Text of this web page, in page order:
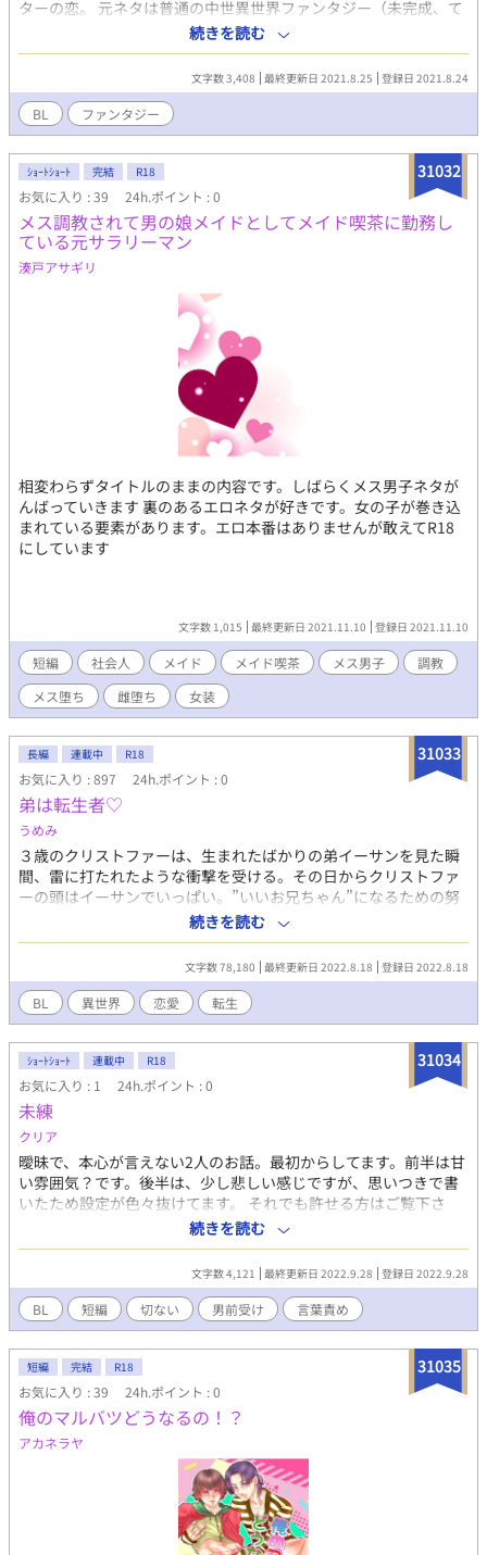
ターの恋。 元ネタは普通の中世異世界ファンタジー（未完成、て
か描いてすらいないw）。こちらはスピンオフ的なエロメインの
短編BL。ただただこの二人のエロが書きたかっただけの完全趣味
丸出し小説。 小説にオチや意味を求める方、18歳以下はやめてお
いた方がいいかも？
続きを読む
文字数 3,408 最終更新日 2021.8.25 登録日 2021.8.24
BL ファンタジー
31032
ｼｮｰﾄｼｮｰﾄ 完結 R18
お気に入り : 39 24h.ポイント : 0
メス調教されて男の娘メイドとしてメイド喫茶に勤務し
ている元サラリーマン
湊戸アサギリ
相変わらずタイトルのままの内容です。しばらくメス男子ネタが
んばっていきます 裏のあるエロネタが好きです。女の子が巻き込
まれている要素があります。エロ本番はありませんが敢えてR18
にしています
文字数 1,015 最終更新日 2021.11.10 登録日 2021.11.10
短編 社会人 メイド メイド喫茶 メス男子
調教
メス堕ち
雌堕ち 女装
31033
長編 連載中 R18
お気に入り : 897 24h.ポイント : 0
弟は転生者♡
うめみ
３歳のクリストファーは、生まれたばかりの弟イーサンを見た瞬
間、雷に打たれたような衝撃を受ける。その日からクリストファ
ーの頭はイーサンでいっぱい。”いいお兄ちゃん”になるための努
力の日々が始まった。 転生者である弟をそれと知らずに溺愛する
うち、いつの間にか身につけた異世界”ニホン”の知識と感覚でク
リストファーは周囲の人々を魅了していく。 兄である主人公総受
け
続きを読む
文字数 78,180 最終更新日 2022.8.18 登録日 2022.8.18
BL 異世界 恋愛 転生
31034
ｼｮｰﾄｼｮｰﾄ 連載中 R18
お気に入り : 1 24h.ポイント : 0
未練
クリア
曖昧で、本心が言えない2人のお話。最初からしてます。前半は甘
い雰囲気？です。後半は、少し悲しい感じですが、思いつきで書
いたため設定が色々抜けてます。 それでも許せる方はご覧下さ
い。 今のところ、続きは書く予定はないですが、この2人には幸
せになってもらいたいですね。書くならハピエンで。
続きを読む
文字数 4,121 最終更新日 2022.9.28 登録日 2022.9.28
BL 短編 切ない 男前受け 言葉責め
31035
短編 完結 R18
お気に入り : 39 24h.ポイント : 0
俺のマルバツどうなるの！？
アカネラヤ